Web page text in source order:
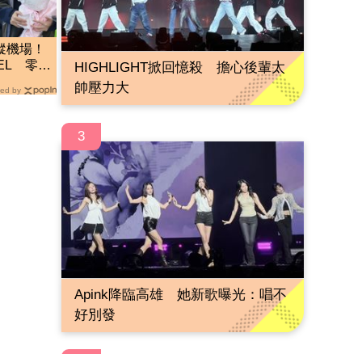
場！
零修
by
HIGHLIGHT掀回憶殺 擔心後輩太
帥壓力大
3
Apink降臨高雄 她新歌曝光：唱不
好別發